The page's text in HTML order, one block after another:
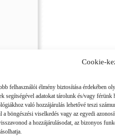
Cookie-
felhasználói élmény biztosítása érdekében
segítségével adatokat tárolunk és/vagy férünk
való hozzájárulás lehetővé teszi
a böngészési viselkedés vagy az egyedi
a hozzájárulásodat, az bizonyos